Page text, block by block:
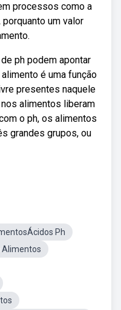
processos como a
um valor
ph podem apontar
é uma função
presentes naquele
alimentos liberam
o ph, os alimentos
grandes grupos, ou
Ph
Alimentos